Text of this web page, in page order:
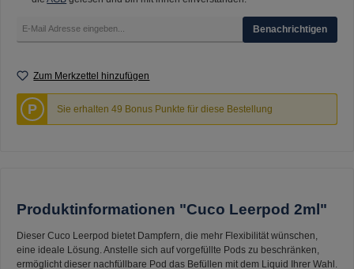
Benachrichtigen
Zum Merkzettel hinzufügen
P Sie erhalten 49 Bonus Punkte für diese Bestellung
Produktinformationen "Cuco Leerpod 2ml"
Dieser Cuco Leerpod bietet Dampfern, die mehr Flexibilität wünschen,
eine ideale Lösung. Anstelle sich auf vorgefüllte Pods zu beschränken,
ermöglicht dieser nachfüllbare Pod das Befüllen mit dem Liquid Ihrer Wahl.